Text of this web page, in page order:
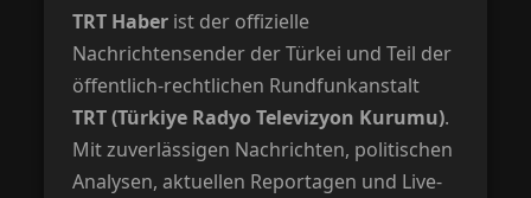
TRT Haber ist der offizielle
Nachrichtensender der Türkei und Teil der
öffentlich-rechtlichen Rundfunkanstalt
TRT (Türkiye Radyo Televizyon Kurumu).
Mit zuverlässigen Nachrichten, politischen
Analysen, aktuellen Reportagen und Live-